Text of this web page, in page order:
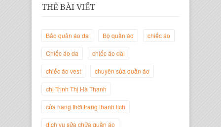
Trịnh Thị Hà Thanh
Giám Đốc Thương Hiệu Giày Thời
THẺ BÀI VIẾT
Bảo quản áo da Bộ quần áo chiếc áo
Chiếc áo da chiếc áo dài
chiếc áo vest chuyên sửa quần áo
chị Trịnh Thị Hà Thanh
cửa hàng thời trang thanh lịch
dịch vụ sửa chữa quần áo